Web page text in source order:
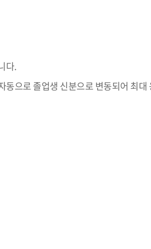
다.
으로 졸업생 신분으로 변동되어 최